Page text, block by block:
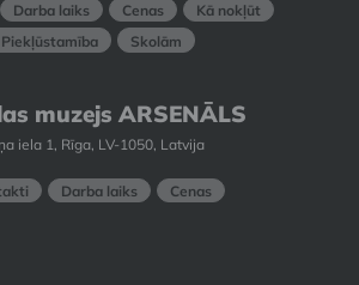
Darba laiks Cenas
Kā nokļūt
Piekļūstamība
Skolām
muzejs ARSENĀLS
iela 1, Rīga, LV-1050, Latvija
Darba laiks Cenas